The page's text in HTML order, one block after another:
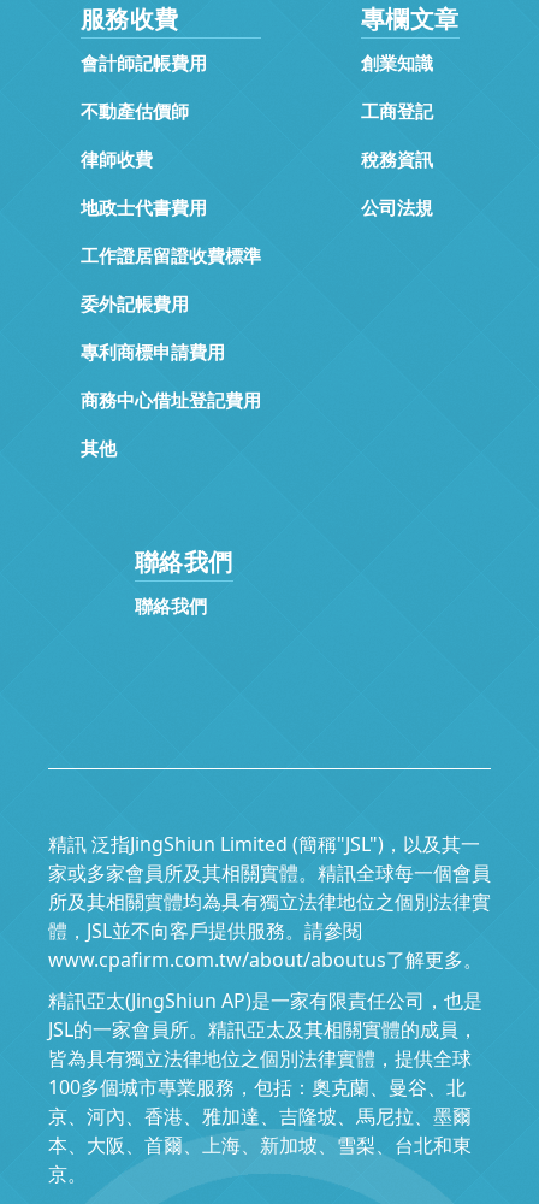
服務收費
會計師記帳費用
不動產估價師
律師收費
地政士代書費用
工作證居留證收費標準
委外記帳費用
專利商標申請費用
商務中心借址登記費用
其他
專欄文章
創業知識
工商登記
稅務資訊
公司法規
聯絡我們
聯絡我們
精訊 泛指JingShiun Limited (簡稱"JSL")，以及其一
家或多家會員所及其相關實體。精訊全球每一個會員
所及其相關實體均為具有獨立法律地位之個別法律實
體，JSL並不向客戶提供服務。請參閱
www.cpafirm.com.tw/about/aboutus了解更多。
精訊亞太(JingShiun AP)是一家有限責任公司，也是
JSL的一家會員所。精訊亞太及其相關實體的成員，
皆為具有獨立法律地位之個別法律實體，提供全球
100多個城市專業服務，包括：奧克蘭、曼谷、北
京、河內、香港、雅加達、吉隆坡、馬尼拉、墨爾
本、大阪、首爾、上海、新加坡、雪梨、台北和東
京。